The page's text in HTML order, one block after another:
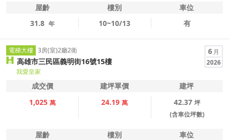
屋齡 樓別
車位
31.8 年 10~10/13 有
電梯大樓 3房(室)2廳2衛
高雄市三民區義明街16號15樓
我愛皇家
6 月
2026
成交價 建坪單價
建坪
1,025 萬 24.19 萬 42.37 坪
(含車位坪數)
屋齡 樓別
車位